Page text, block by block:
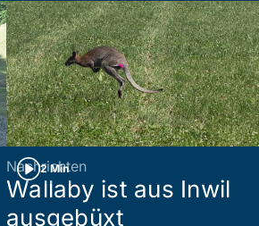
2 Min
Nachrichten
Wallaby ist aus Inwil
ausgebüxt